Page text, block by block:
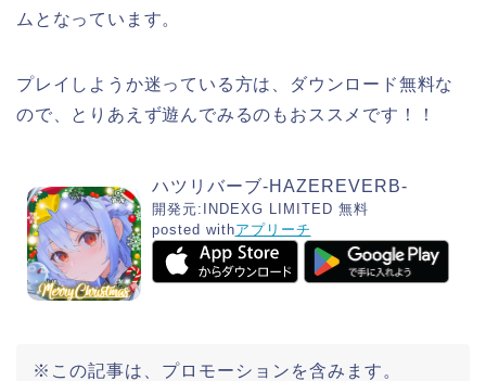
ムとなっています。
プレイしようか迷っている方は、ダウンロード無料な
ので、とりあえず遊んでみるのもおススメです！！
ハツリバーブ-HAZEREVERB-
開発元: INDEXG LIMITED 無料
posted withアプリーチ
※この記事は、プロモーションを含みます。